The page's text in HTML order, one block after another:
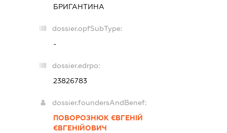
БРИГАНТИНА
dossier.opfSubType:
-
dossier.edrpo:
23826783
dossier.foundersAndBenef:
ПОВОРОЗНЮК ЄВГЕНІЙ
ЄВГЕНІЙОВИЧ